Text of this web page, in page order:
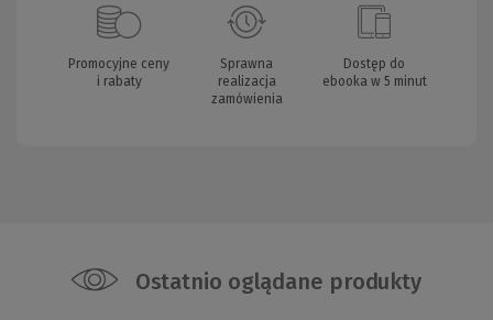
Promocyjne ceny
i rabaty
Sprawna
realizacja
zamówienia
Dostęp do
ebooka w 5 minut
Ostatnio oglądane produkty